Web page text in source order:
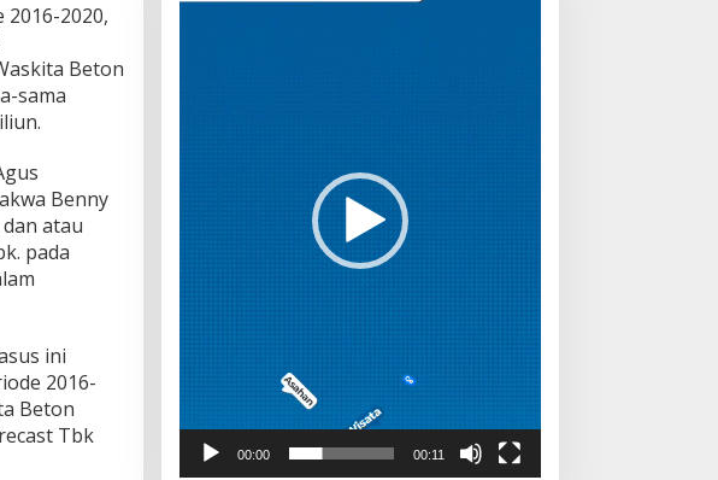
2020,
Beton
sama
Benny
atau
pada
ini
2016-
Beton
Tbk
00:00 00:11